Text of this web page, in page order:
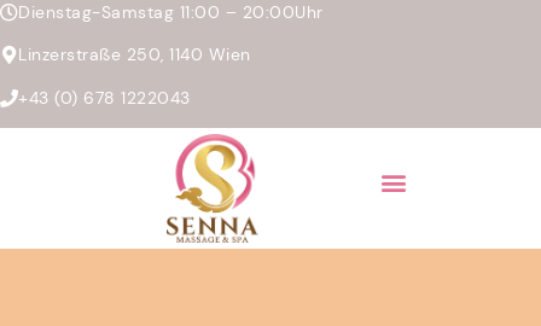
Dienstag-Samstag 11:00 – 20:00Uhr
Linzerstraße 250, 1140 Wien
+43 (0) 678 1222043